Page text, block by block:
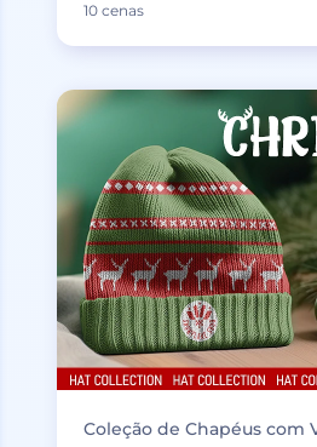
10 cenas
Coleção de Chapéus com